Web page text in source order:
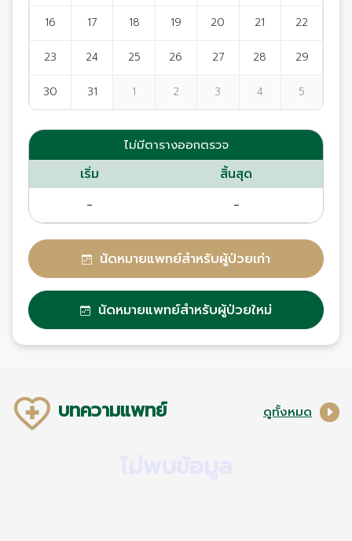
16 17 18 19 20 21 22
23 24 25 26 27 28 29
30 31 1 2 3 4 5
ไม่มีตารางออกตรวจ
เริ่ม สิ้นสุด
- -
นัดหมายแพทย์สำหรับผู้ป่วยเก่า
นัดหมายแพทย์สำหรับผู้ป่วยใหม่
บทความแพทย์ ดูทั้งหมด